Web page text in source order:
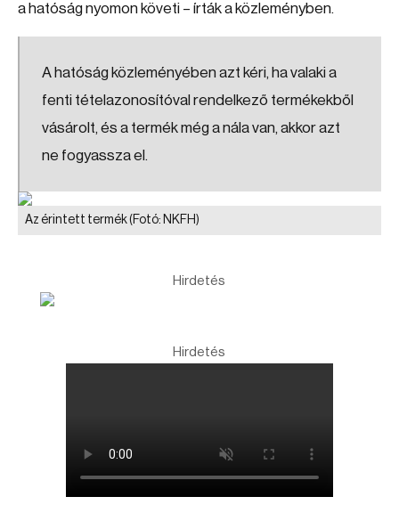
a hatóság nyomon követi – írták a közleményben.
A hatóság közleményében azt kéri, ha valaki a
fenti tételazonosítóval rendelkező termékekből
vásárolt, és a termék még a nála van, akkor azt
ne fogyassza el.
Az érintett termék(Fotó: NKFH)
Hirdetés
Hirdetés